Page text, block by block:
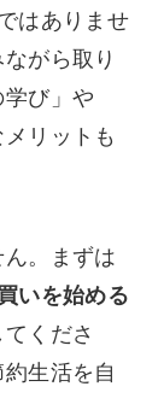
はありませ
がら取り
び」や
リットも
。まずは
いを始める
くださ
生活を自